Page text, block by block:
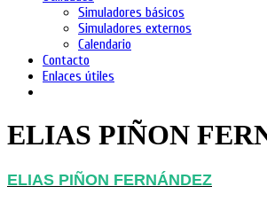
Simuladores básicos
Simuladores externos
Calendario
Contacto
Enlaces útiles
ELIAS PIÑON
ELIAS PIÑON FERNÁNDEZ